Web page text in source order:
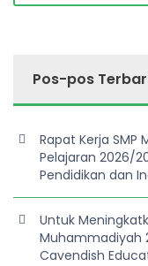
Pos-pos
Rapat Kerja
Pelajaran 2026/
Pendidikan dan
Untuk
Muhammadiyah
Cavendish